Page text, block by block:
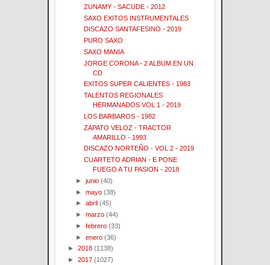
ZUNAMY - SACUDE - 2012
SAXO EXITOS INSTRUMENTALES
DISCAZO SANTAFESINO - 2019
PURO SAXO
SAXO MANIA
JORGE CORONA - 2 ALBUM EN UN
CD
EXITOS SUPER CALIENTES - 1983
TALENTOS REGIONALES
HERMANADOS VOL 1 - 2019
LOS BARBAROS - 1982
ZAPATO VELOZ - TRACTOR
AMARILLO - 1993
DISCAZO NORTEÑO - VOL 2 - 2019
CUARTETO ADRIAN - E PONE
FUEGO A TU PASION - 2018
►junio (40)
►mayo (38)
►abril (45)
►marzo (44)
►febrero (33)
►enero (36)
► 2018 (1138)
► 2017 (1027)